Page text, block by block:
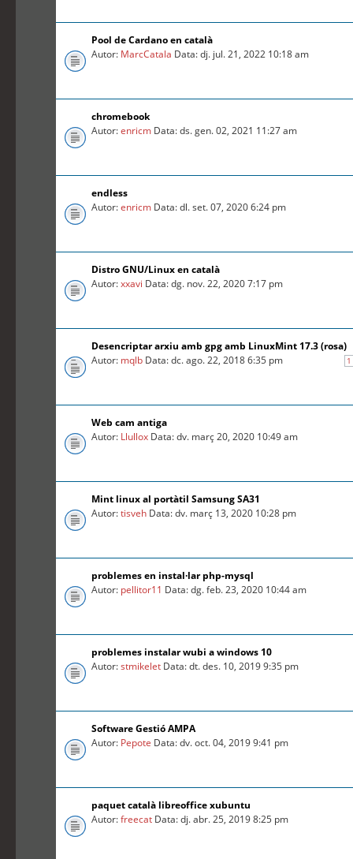
Pool de Cardano en català
Autor: MarcCatala Data: dj. jul. 21, 2022 10:18 am
chromebook
Autor:enricm Data: ds. gen. 02, 2021 11:27 am
endless
Autor:enricm Data: dl. set. 07, 2020 6:24 pm
Distro GNU/Linux en català
Autor:xxavi Data: dg. nov. 22, 2020 7:17 pm
Desencriptar arxiu amb gpg amb LinuxMint 17.3 (rosa)
1
Autor: mqlb Data: dc. ago. 22, 2018 6:35 pm
Web cam antiga
Autor: Llullox Data: dv. març 20, 2020 10:49 am
Mint linux al portàtil Samsung SA31
Autor:tisveh Data: dv. març 13, 2020 10:28 pm
problemes en instal·lar php-mysql
Autor: pellitor11 Data: dg. feb. 23, 2020 10:44 am
problemes instalar wubi a windows 10
Autor:stmikelet Data: dt. des. 10, 2019 9:35 pm
Software Gestió AMPA
Autor: Pepote Data: dv. oct. 04, 2019 9:41 pm
paquet català libreoffice xubuntu
Autor:freecat Data: dj. abr. 25, 2019 8:25 pm